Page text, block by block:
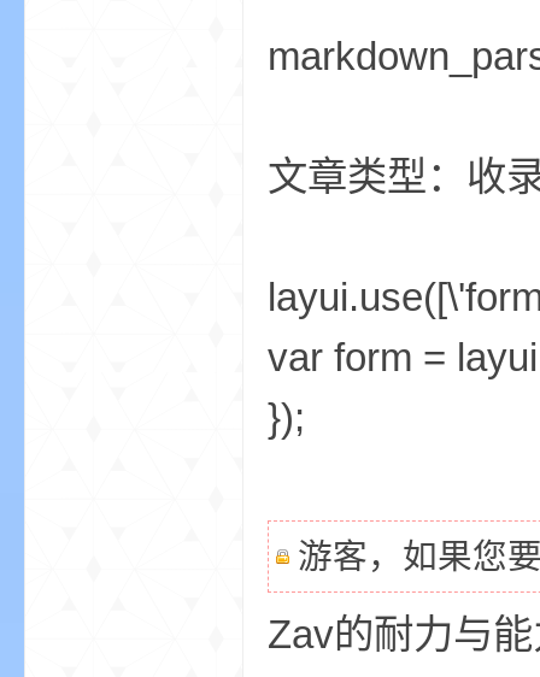
文章类型：收
var form =
});
游客，如果您
Zav的耐力与